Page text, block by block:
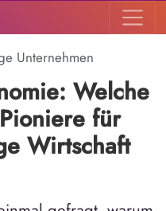
Unternehmen
Welche
für
Wirtschaft